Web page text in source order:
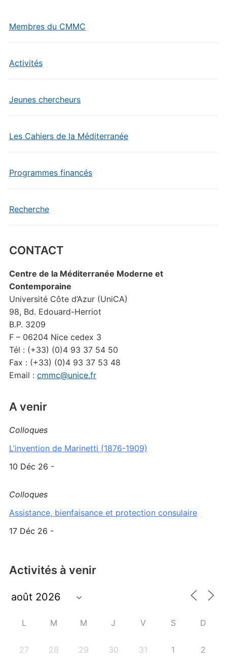
Membres du CMMC
Activités
Jeunes chercheurs
Les Cahiers de la Méditerranée
Programmes financés
Recherche
CONTACT
Centre de la Méditerranée Moderne et
Contemporaine
Université Côte d’Azur (UniCA)
98, Bd. Edouard-Herriot
B.P. 3209
F – 06204 Nice cedex 3
Tél : (+33) (0)4 93 37 54 50
Fax : (+33) (0)4 93 37 53 48
Email : cmmc@unice.fr
A venir
Colloques
L’invention de Marinetti (1876-1909)
10 Déc 26 -
Colloques
Assistance, bienfaisance et protection consulaire
17 Déc 26 -
Activités à venir
L M M J V S D
27 28 29 30 31 1 2